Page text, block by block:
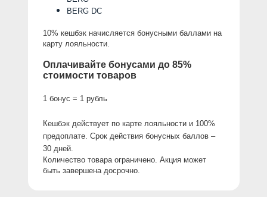
BERG DC
10% кешбэк начисляется бонусными баллами на
карту лояльности.
Оплачивайте бонусами до 85%
стоимости товаров
1 бонус = 1 рубль
Кешбэк действует по карте лояльности и 100%
предоплате. Срок действия бонусных баллов –
30 дней.
Количество товара ограничено. Акция может
быть завершена досрочно.